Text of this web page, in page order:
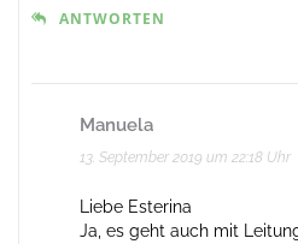
ANTWORTEN
Manuela
13. September 2019 um 22:18 Uhr
Liebe Esterina
Ja, es geht auch mit